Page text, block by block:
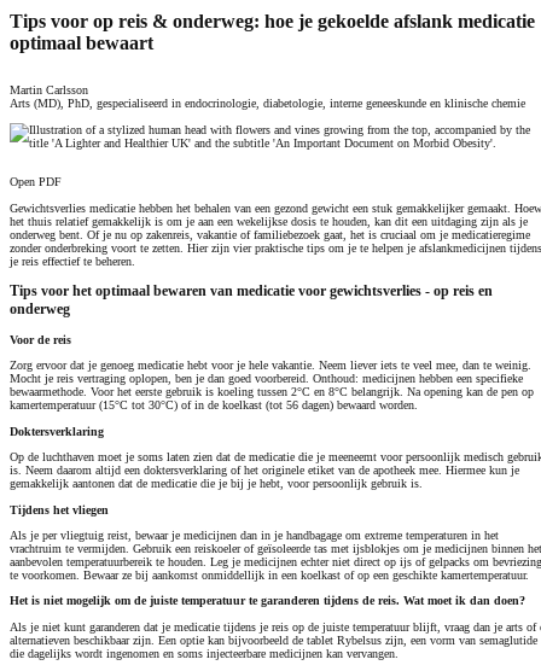
Tips voor op reis & onderweg: hoe je gekoelde afslank medicatie
optimaal bewaart
Martin Carlsson
Arts (MD), PhD, gespecialiseerd in endocrinologie, diabetologie, interne geneeskunde en klinische chemie
Open PDF
Gewichtsverlies medicatie hebben het behalen van een gezond gewicht een stuk gemakkelijker gemaakt.
het thuis relatief gemakkelijk is om je aan een wekelijkse dosis te houden, kan dit een uitdaging zijn als je
onderweg bent. Of je nu op zakenreis, vakantie of familiebezoek gaat, het is cruciaal om je medicatieregime
zonder onderbreking voort te zetten. Hier zijn vier praktische tips om je te helpen je afslankmedicijnen tijdens
je reis effectief te beheren.
Tips voor het optimaal bewaren van medicatie voor gewichtsverlies - op reis en
onderweg
Voor de reis
Zorg ervoor dat je genoeg medicatie hebt voor je hele vakantie. Neem liever iets te veel mee, dan te weinig.
Mocht je reis vertraging oplopen, ben je dan goed voorbereid. Onthoud: medicijnen hebben een specifieke
bewaarmethode. Voor het eerste gebruik is koeling tussen 2°C en 8°C belangrijk. Na opening kan de pen op
kamertemperatuur (15°C tot 30°C) of in de koelkast (tot 56 dagen) bewaard worden.
Doktersverklaring
Op de luchthaven moet je soms laten zien dat de medicatie die je meeneemt voor persoonlijk medisch
is. Neem daarom altijd een doktersverklaring of het originele etiket van de apotheek mee. Hiermee kun je
gemakkelijk aantonen dat de medicatie die je bij je hebt, voor persoonlijk gebruik is.
Tijdens het vliegen
Als je per vliegtuig reist, bewaar je medicijnen dan in je handbagage om extreme temperaturen in het
vrachtruim te vermijden. Gebruik een reiskoeler of geïsoleerde tas met ijsblokjes om je medicijnen binnen het
aanbevolen temperatuurbereik te houden. Leg je medicijnen echter niet direct op ijs of gelpacks om bevriezing
te voorkomen. Bewaar ze bij aankomst onmiddellijk in een koelkast of op een geschikte kamertemperatuur.
Het is niet mogelijk om de juiste temperatuur te garanderen tijdens de reis. Wat moet ik dan doen?
Als je niet kunt garanderen dat je medicatie tijdens je reis op de juiste temperatuur blijft, vraag dan je arts of
alternatieven beschikbaar zijn. Een optie kan bijvoorbeeld de tablet Rybelsus zijn, een vorm van semaglutide
die dagelijks wordt ingenomen en soms injecteerbare medicijnen kan vervangen.